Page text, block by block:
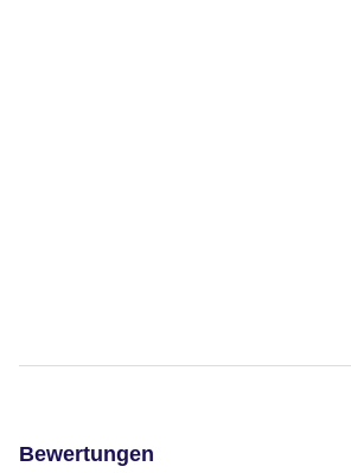
Bewertungen